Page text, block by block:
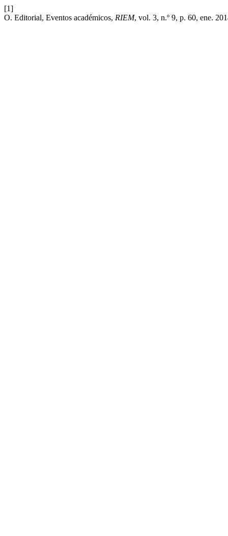
[1]
O. Editorial, Eventos académicos, RIEM, vol. 3, n.º 9, p. 60, ene.